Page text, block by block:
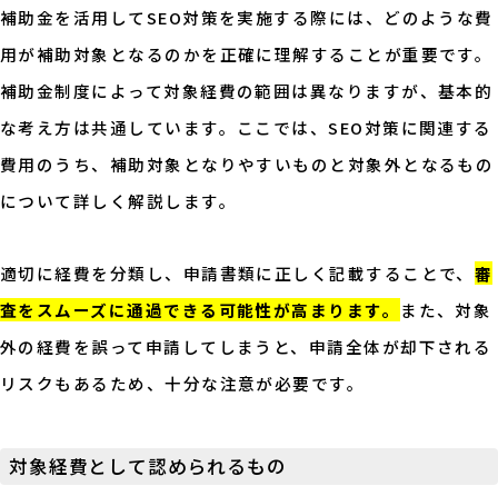
補助金を活用してSEO対策を実施する際には、どのような費
用が補助対象となるのかを正確に理解することが重要です。
補助金制度によって対象経費の範囲は異なりますが、基本的
な考え方は共通しています。ここでは、SEO対策に関連する
費用のうち、補助対象となりやすいものと対象外となるもの
について詳しく解説します。
適切に経費を分類し、申請書類に正しく記載することで、 審
査をスムーズに通過できる可能性が高まります。 また、対象
外の経費を誤って申請してしまうと、申請全体が却下される
リスクもあるため、十分な注意が必要です。
対象経費として認められるもの